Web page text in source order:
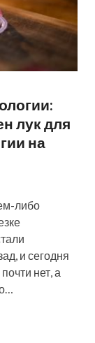
лук для
на
либо
и сегодня
нет, а